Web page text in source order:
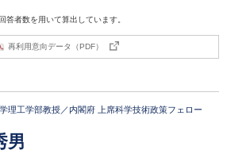
者数を用いて算出しています。
再利用意向データ（PDF）
理工学部教授／内閣府 上席科学技術政策フェロー
男